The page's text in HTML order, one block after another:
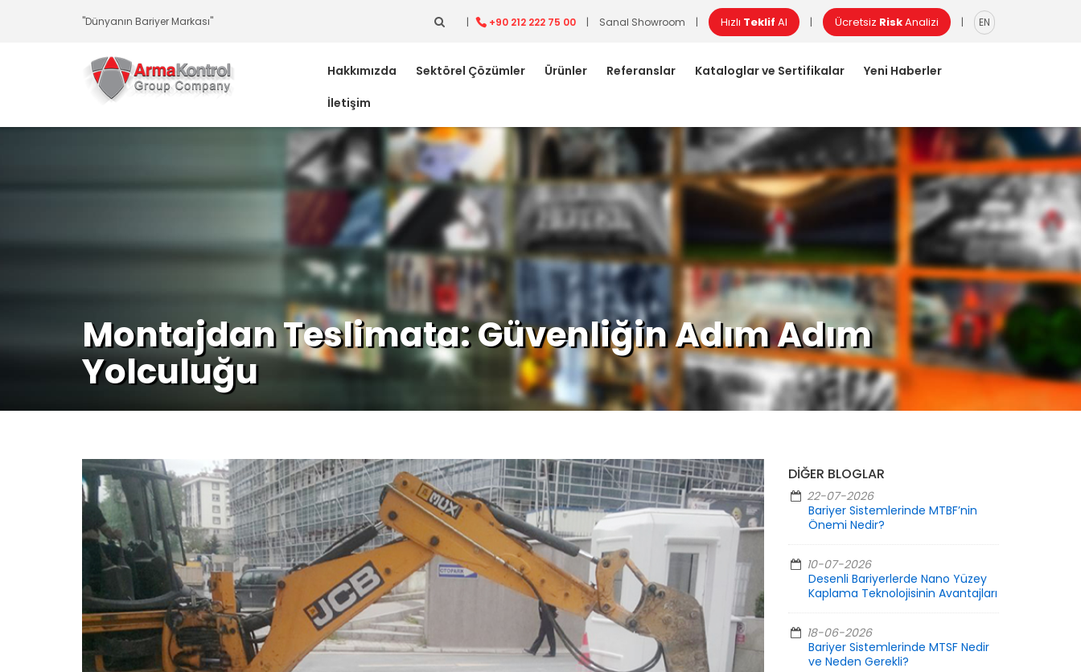
"Dünyanın Bariyer Markası" | +90 212 222 75 00 | Sanal Showroom | Hızlı Teklif Al | Ücretsiz RiskAnalizi | EN
Hakkımızda Sektörel Çözümler Ürünler Referanslar Kataloglar ve Sertifikalar
Yeni Haberler
İletişim
Montajdan Teslimata: Güvenliğin Adım Adım
Yolculuğu
DIĞER BLOGLAR
22-07-2026
Bariyer Sistemlerinde MTBF’nin
Önemi Nedir?
10-07-2026
Desenli Bariyerlerde Nano Yüzey
Kaplama Teknolojisinin Avantajları
18-06-2026
Bariyer Sistemlerinde MTSF Nedir
ve Neden Gerekli?